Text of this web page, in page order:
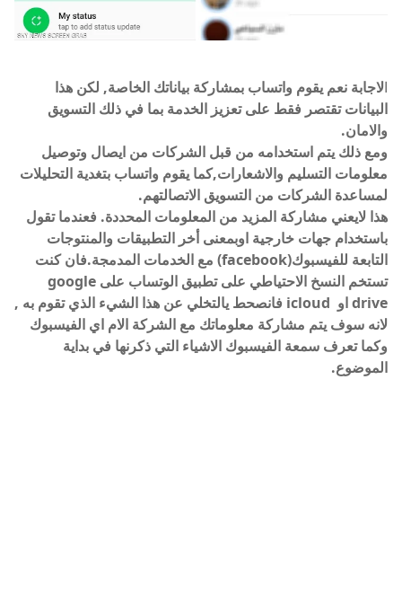
الاجابة نعم يقوم واتساب بمشاركة بياناتك الخاصة, لكن هذا
البيانات تقتصر فقط على تعزيز الخدمة بما في ذلك التسويق
والامان.
ومع ذلك يتم استخدامه من قبل الشركات من ايصال وتوصيل
معلومات التسليم والاشعارات,كما يقوم واتساب بتغدية التحليلات
لمساعدة الشركات من التسويق الاتصالتهم.
هذا لايعني مشاركة المزيد من المعلومات المحددة. فعندما تقول
باستخدام جهات خارجية اوبمعنى أخر التطبيقات والمنتوجات
التابعة للفيسبوك(facebook) مع الخدمات المدمجة.فان كنت
تستخم النسخ الاحتياطي على تطبيق الوتساب على google
drive او icloud فانصحط يالتخلي عن هذا الشيء الذي تقوم به ,
لانه سوف يتم مشاركة معلوماتك مع الشركة الام اي الفيسبوك
وكما تعرف سمعة الفيسبوك الاشياء التي ذكرنها في بداية
الموضوع.